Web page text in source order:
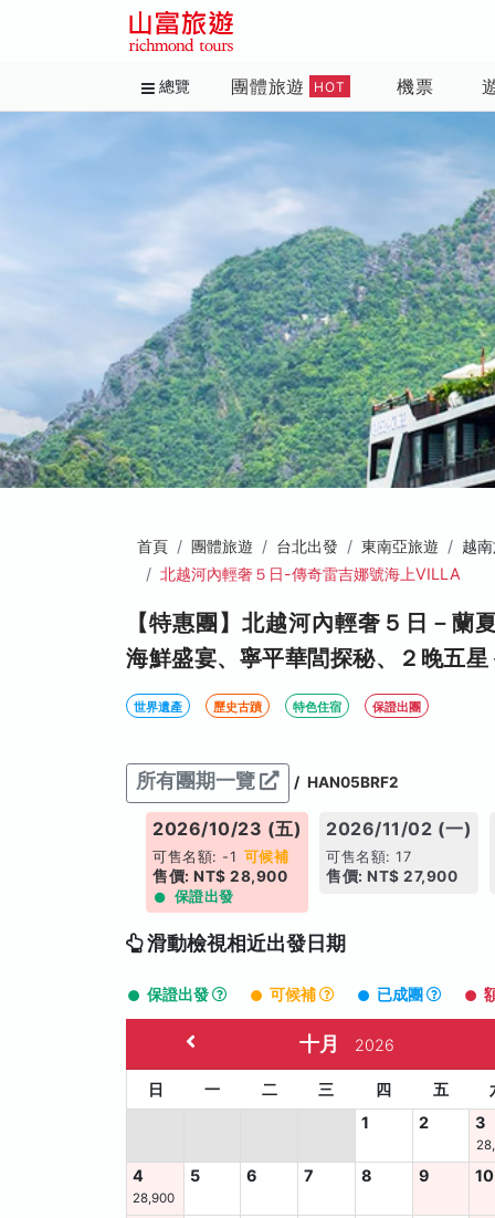
總覽 團體旅遊 HOT 機票
首頁 團體旅遊 台北出發 東南亞旅遊
越
北越河內輕奢５日-傳奇雷吉娜號海上VILLA
【特惠團】北越河內輕奢５日－蘭
海鮮盛宴、寧平華閭探秘、２晚五
世界遺產 歷史古蹟 特色住宿 保證出團
所有團期一覽 / HAN05BRF2
2026/10/23 (五)
可售名額: -1 可候補
售價: NT$ 28,900
保證出發
2026/11/02 (一)
可售名額: 17
售價: NT$ 27,900
滑動檢視相近出發日期
保證出發 可候補 已成團
十月 2026
日 一 二 三 四 五
1
2 3
4
28,900
5 6 7 8 9 10